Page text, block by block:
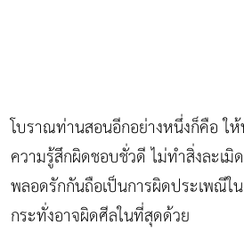
โบราณท่านสอนอีกอย่างหนึ่งก็คือ ใ
ความรู้สึกผิดชอบชั่วดี ไม่ทำสิ่งละเ
พลอดรักกันถือเป็นการผิดประเพณีใ
กระทั่งอาจผิดศีลในที่สุดด้วย